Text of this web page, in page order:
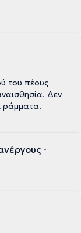
του πέους
Δεν
ράμματα.
-